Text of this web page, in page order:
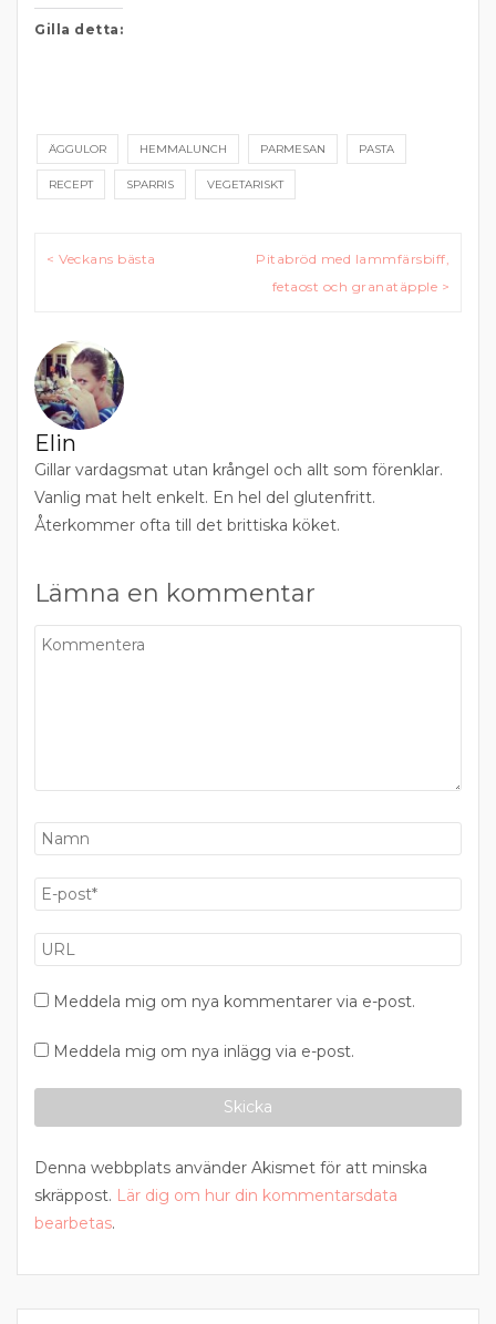
Gilla detta:
ÄGGULOR HEMMALUNCH PARMESAN PASTA
RECEPT SPARRIS VEGETARISKT
Inläggsnavigering
< Veckans bästa
Pitabröd med lammfärsbiff,
fetaost och granatäpple >
Elin
Gillar vardagsmat utan krångel och allt som förenklar.
Vanlig mat helt enkelt. En hel del glutenfritt.
Återkommer ofta till det brittiska köket.
Lämna en kommentar
Meddela mig om nya kommentarer via e-post.
Meddela mig om nya inlägg via e-post.
Denna webbplats använder Akismet för att minska
skräppost. Lär dig om hur din kommentarsdata
bearbetas.